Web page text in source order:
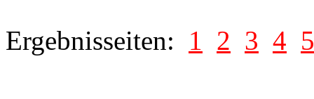
Ergebnisseiten: 1 2 3 4 5